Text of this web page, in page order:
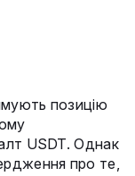
позицію
USDT. Однак
про те,